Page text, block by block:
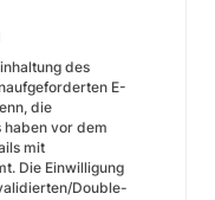
des
E-
die
haben vor dem
mit
Die Einwilligung
Double-